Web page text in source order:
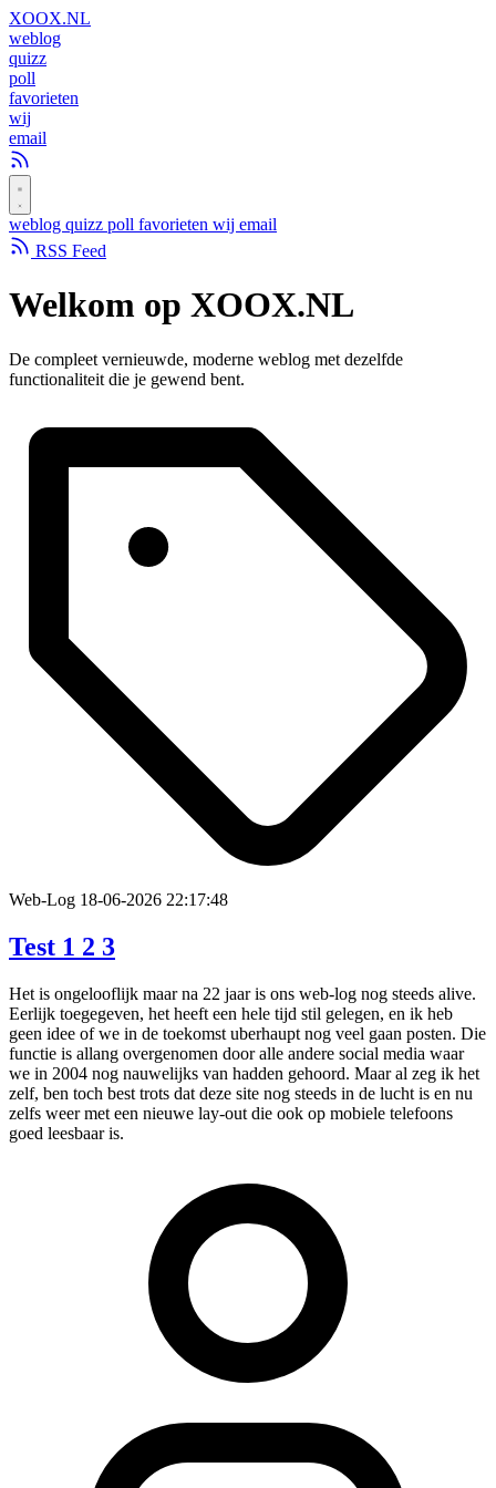
XOOX.NL
weblog
quizz
poll
favorieten
wij
email
weblog quizz poll favorieten wij email
RSS Feed
Welkom op XOOX.NL
De compleet vernieuwde, moderne weblog met dezelfde
functionaliteit die je gewend bent.
Web-Log 18-06-2026 22:17:48
Test 1 2 3
Het is ongelooflijk maar na 22 jaar is ons web-log nog steeds alive.
Eerlijk toegegeven, het heeft een hele tijd stil gelegen, en ik heb
geen idee of we in de toekomst uberhaupt nog veel gaan posten. Die
functie is allang overgenomen door alle andere social media waar
we in 2004 nog nauwelijks van hadden gehoord. Maar al zeg ik het
zelf, ben toch best trots dat deze site nog steeds in de lucht is en nu
zelfs weer met een nieuwe lay-out die ook op mobiele telefoons
goed leesbaar is.